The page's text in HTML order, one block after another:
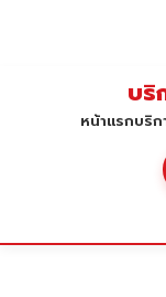
บริ
หน้าแรกบริก